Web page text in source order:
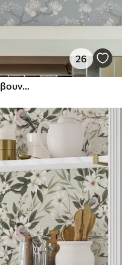
26
Λευκά λουλούδια σε κλαδιά και βουνά σε μπλε φόντο